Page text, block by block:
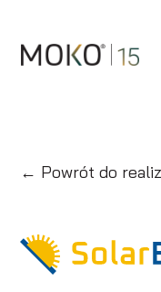
treści
← Powrót do